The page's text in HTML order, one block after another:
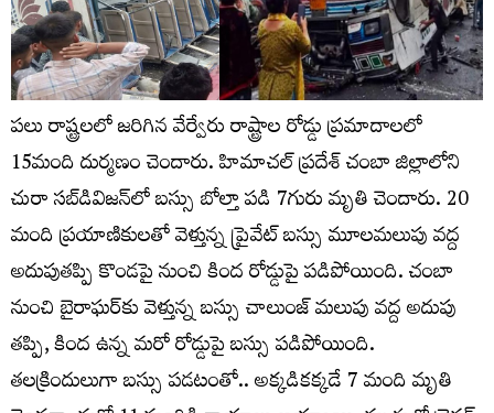
పలు రాష్ట్రలలో జరిగిన వేర్వేరు రాష్ట్రాల రోడ్డు ప్రమాదాలలో
15మంది దుర్మణం చెందారు. హిమాచ‌ల్ ప్రదేశ్‌ చంబా జిల్లాలోని
చురా స‌బ్‌డివిజ‌న్‌లో బస్సు బోల్తా పడి 7గురు మృతి చెందారు. 20
మంది ప్రయాణికులతో వెళ్తున్న ప్రైవేట్ బస్సు మూలమలుపు వద్ద
అదుపుతప్పి కొండపై నుంచి కింద రోడ్డుపై పడిపోయింది. చంబా
నుంచి బైరాఘ‌ర్‌కు వెళ్తున్న బస్సు చాలుంజ్ మ‌లుపు వ‌ద్ద అదుపు
తప్పి, కింద ఉన్న మరో రోడ్డుపై బస్సు పడిపోయింది.
తలక్రిందులుగా బస్సు పడటంతో.. అక్కడికక్కడే 7 మంది మృతి